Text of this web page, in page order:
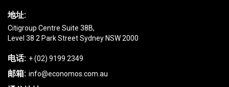
地址:
Citigroup Centre Suite 38B,
Level 38 2 Park Street Sydney NSW 2000
电话: + (02) 9199 2349
邮箱: info@economos.com.au